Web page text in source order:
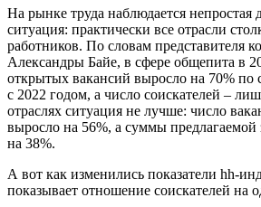
На рынке труда наблюдается непростая
ситуация: практически все отрасли
работников. По словам представителя
Александры Байе, в сфере общепита в
открытых вакансий выросло на 70% по
с 2022 годом, а число соискателей –
отраслях ситуация не лучше: число
выросло на 56%, а суммы предлагаемой
на 38%.
А вот как изменились показатели hh-
показывает отношение соискателей на